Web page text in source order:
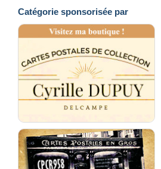
Catégorie sponsorisée par